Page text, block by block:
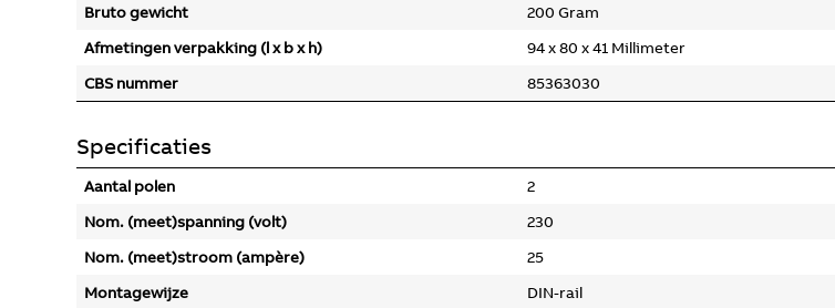
Bruto gewicht
200 Gram
Afmetingen verpakking (l x b x h)
94 x 80 x 41 Millimeter
CBS nummer
85363030
Specificaties
Aantal polen
2
Nom. (meet)spanning (volt)
230
Nom. (meet)stroom (ampère)
25
Montagewijze
DIN-rail